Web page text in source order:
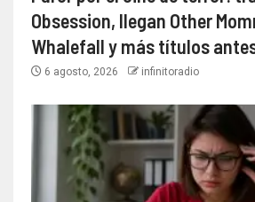
Obsession, llegan Other
Whalefall y más títulos
6 agosto, 2026 infinitoradio